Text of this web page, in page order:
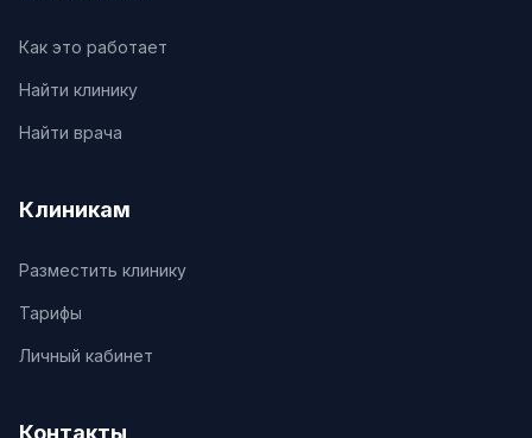
Как это работает
Найти клинику
Найти врача
Клиникам
Разместить клинику
Тарифы
Личный кабинет
Контакты